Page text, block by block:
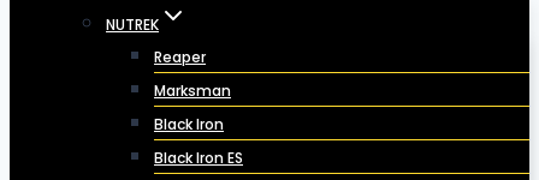
NUTREK
Reaper
Marksman
Black Iron
Black Iron ES